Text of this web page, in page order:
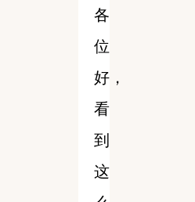
各
位
好，
看
到
这